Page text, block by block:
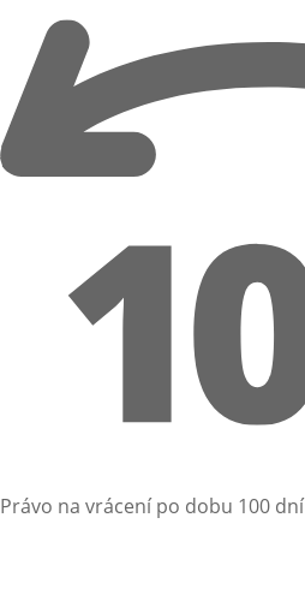
Právo na vrácení po dobu 100 dní